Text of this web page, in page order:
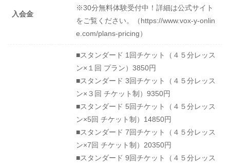
入会金
※30分無料体験受付中！詳細は公式サイト
をご覧ください。（https://www.vox-y-onlin
e.com/plans-pricing）
■スタンダード 1回チケット（４５分レッス
ン×１回 プラン）3850円
■スタンダード 3回チケット（４５分レッス
ン×３回 チケット制）9350円
■スタンダード 5回チケット（４５分レッス
ン×5回 チケット制）14850円
■スタンダード 7回チケット（４５分レッス
ン×7回 チケット制）20350円
■スタンダード 9回チケット（４５分レッス